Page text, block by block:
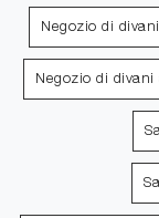
Negozio di
Negozio di divani